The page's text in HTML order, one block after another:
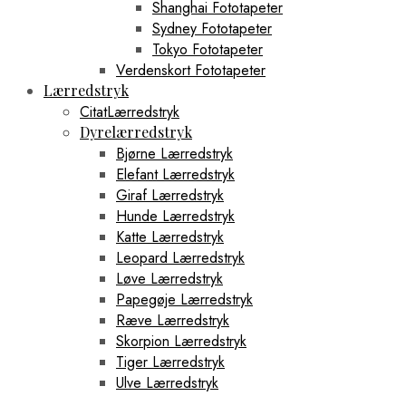
Shanghai Fototapeter
Sydney Fototapeter
Tokyo Fototapeter
Verdenskort Fototapeter
Lærredstryk
CitatLærredstryk
Dyrelærredstryk
Bjørne Lærredstryk
Elefant Lærredstryk
Giraf Lærredstryk
Hunde Lærredstryk
Katte Lærredstryk
Leopard Lærredstryk
Løve Lærredstryk
Papegøje Lærredstryk
Ræve Lærredstryk
Skorpion Lærredstryk
Tiger Lærredstryk
Ulve Lærredstryk